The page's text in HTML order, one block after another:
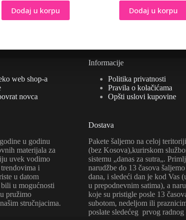
Dodaj u korpu
bila:
100,00 rsd.
50,00 rsd.
Dodaj u korpu
web shop-a
novca
u godinu
materijala za
uvek vodimo
i
u datom
u mogućnosti
pružimo
stručnjacima.
Informacije
Politika privatnosti
Pravila o kolačićama
Opšti uslovi kupovine
Dostava
Pakete šaljemo na celoj
(bez Kosova),kurirskom
sistemu „danas za sutra„.
narudžbe do 13 časova
dana, i sledeći dan je kod Vas
u prepodnevnim satima), a
koje su pristigle posle 13
subotom, nedeljom ili
poslate sledećeg prvog radnog